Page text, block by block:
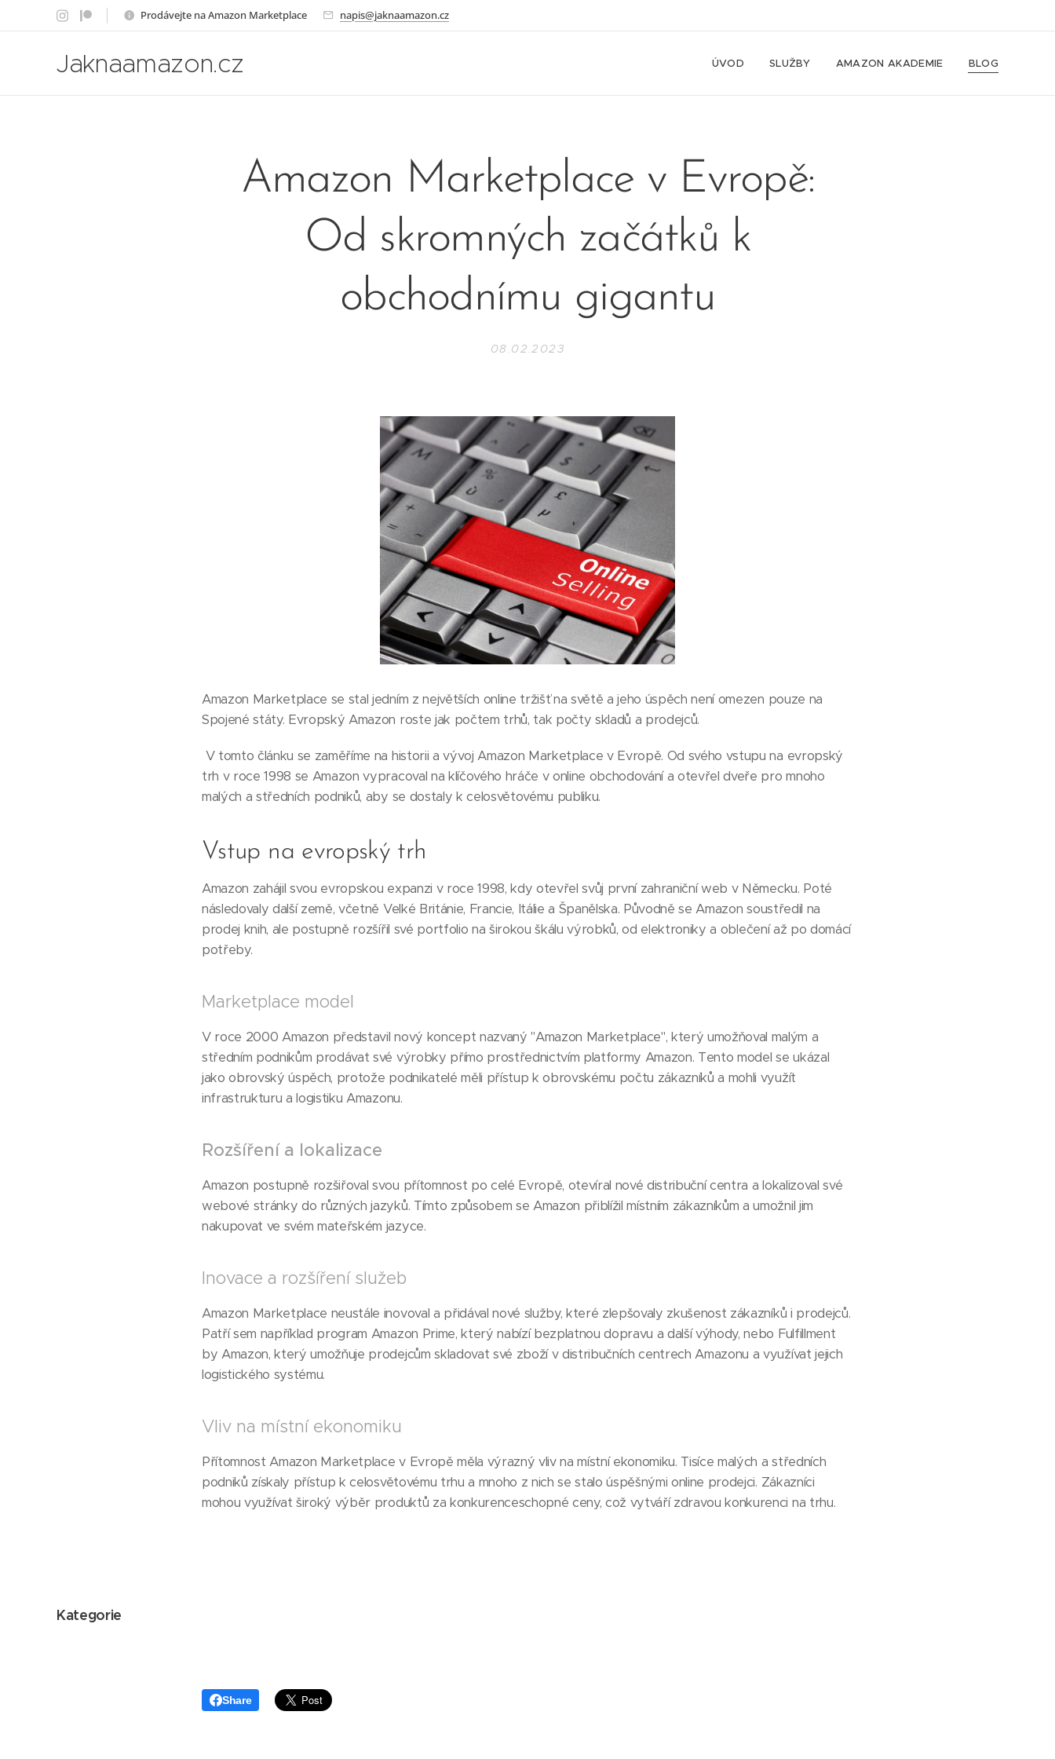
Prodávejte na Amazon Marketplace napis@jaknaamazon.cz
Jaknaamazon.cz ÚVOD SLUŽBY AMAZON AKADEMIE BLOG
Amazon Marketplace v Evropě:
Od skromných začátků k
obchodnímu gigantu
08.02.2023
Amazon Marketplace se stal jedním z největších online tržišť na světě a jeho úspěch není omezen pouze na
Spojené státy. Evropský Amazon roste jak počtem trhů, tak počty skladů a prodejců.
V tomto článku se zaměříme na historii a vývoj Amazon Marketplace v Evropě. Od svého vstupu na evropský
trh v roce 1998 se Amazon vypracoval na klíčového hráče v online obchodování a otevřel dveře pro mnoho
malých a středních podniků, aby se dostaly k celosvětovému publiku.
Vstup na evropský trh
Amazon zahájil svou evropskou expanzi v roce 1998, kdy otevřel svůj první zahraniční web v Německu. Poté
následovaly další země, včetně Velké Británie, Francie, Itálie a Španělska. Původně se Amazon soustředil na
prodej knih, ale postupně rozšířil své portfolio na širokou škálu výrobků, od elektroniky a oblečení až po domácí
potřeby.
Marketplace model
V roce 2000 Amazon představil nový koncept nazvaný "Amazon Marketplace", který umožňoval malým a
středním podnikům prodávat své výrobky přímo prostřednictvím platformy Amazon. Tento model se ukázal
jako obrovský úspěch, protože podnikatelé měli přístup k obrovskému počtu zákazníků a mohli využít
infrastrukturu a logistiku Amazonu.
Rozšíření a lokalizace
Amazon postupně rozšiřoval svou přítomnost po celé Evropě, otevíral nové distribuční centra a lokalizoval své
webové stránky do různých jazyků. Tímto způsobem se Amazon přiblížil místním zákazníkům a umožnil jim
nakupovat ve svém mateřském jazyce.
Inovace a rozšíření služeb
Amazon Marketplace neustále inovoval a přidával nové služby, které zlepšovaly zkušenost zákazníků i prodejců.
Patří sem například program Amazon Prime, který nabízí bezplatnou dopravu a další výhody, nebo Fulfillment
by Amazon, který umožňuje prodejcům skladovat své zboží v distribučních centrech Amazonu a využívat jejich
logistického systému.
Vliv na místní ekonomiku
Přítomnost Amazon Marketplace v Evropě měla výrazný vliv na místní ekonomiku. Tisíce malých a středních
podniků získaly přístup k celosvětovému trhu a mnoho z nich se stalo úspěšnými online prodejci. Zákazníci
mohou využívat široký výběr produktů za konkurenceschopné ceny, což vytváří zdravou konkurenci na trhu.
Kategorie
Share